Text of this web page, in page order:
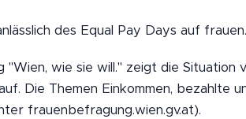
des Equal Pay Days auf
wie sie will." zeigt die Situation
Die Themen Einkommen, bezahlte
frauenbefragung.wien.gv.at).